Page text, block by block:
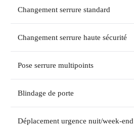
Changement serrure standard
Changement serrure haute sécurité
Pose serrure multipoints
Blindage de porte
Déplacement urgence nuit/week-end